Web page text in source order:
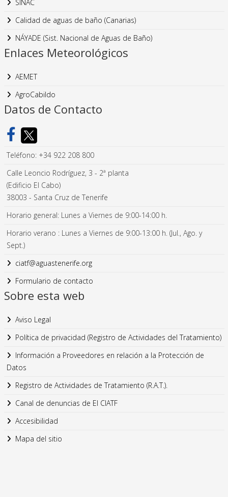
SINAC
Calidad de aguas de baño (Canarias)
NÁYADE (Sist. Nacional de Aguas de Baño)
Enlaces Meteorológicos
AEMET
AgroCabildo
Datos de Contacto
Teléfono: +34 922 208 800
Calle Leoncio Rodríguez, 3 - 2ª planta
(Edificio El Cabo)
38003 - Santa Cruz de Tenerife
Horario general: Lunes a Viernes de 9:00-14:00 h.
Horario verano : Lunes a Viernes de 9:00-13:00 h. (Jul., Ago. y
Sept.)
ciatf@aguastenerife.org
Formulario de contacto
Sobre esta web
Aviso Legal
Política de privacidad (Registro de Actividades del Tratamiento)
Información a Proveedores en relación a la Protección de
Datos
Registro de Actividades de Tratamiento (R.A.T.).
Canal de denuncias de El CIATF
Accesibilidad
Mapa del sitio